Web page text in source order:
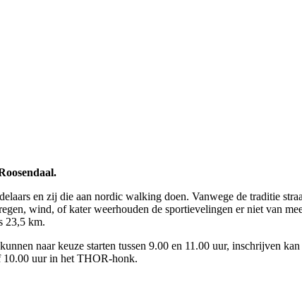
en zij die aan nordic walking doen. Vanwege de traditie
wind, of kater weerhouden de sportievelingen er niet van
23,5 km.
naar keuze starten tussen 9.00 en 11.00 uur, inschrijven
10.00 uur in het THOR-honk.